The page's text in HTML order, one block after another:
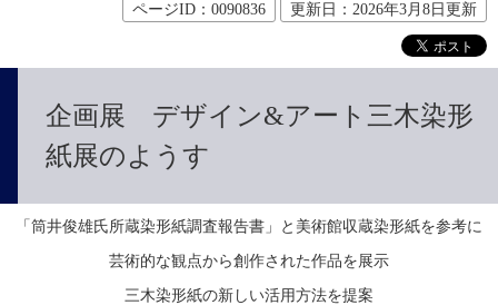
ページID：0090836 更新日：2026年3月8日更新
企画展 デザイン&アート三木染形
紙展のようす
「筒井俊雄氏所蔵染形紙調査報告書」と美術館収蔵染形紙を参考に
芸術的な観点から創作された作品を展示
三木染形紙の新しい活用方法を提案